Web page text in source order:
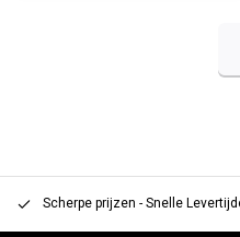
Scherpe prijzen - Snelle